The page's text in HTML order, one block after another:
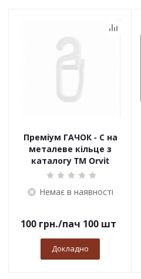
Преміум ГАЧОК - С на
металеве кільце з
каталогу TM Orvit
Немає в наявності
100грн./пач 100 шт
Докладно